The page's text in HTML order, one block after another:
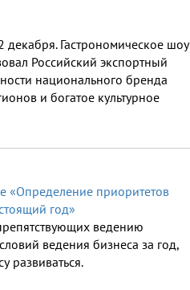
Гастрономическое шоу
Российский экспортный
национального бренда
и богатое культурное
«Определение приоритетов
год»
ведению
ведения бизнеса за год,
развиваться.